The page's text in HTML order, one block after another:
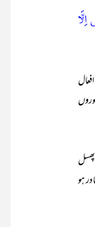
پھسل
ہو